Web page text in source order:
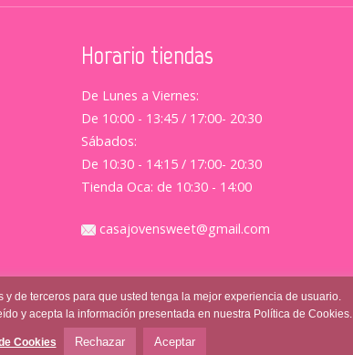
Horario tiendas
De Lunes a Viernes:
De 10:00 - 13:45 / 17:00- 20:30
Sábados:
De 10:30 - 14:15 / 17:00- 20:30
Tienda Oca: de 10:30 - 14:00
casajovensweet@gmail.com
|Terminos y Condiciones
de terceros para que usted tenga la mejor experiencia de usuario.
y acepta la información presentada en nuestra Política de Cookies.
Cookies Rechazar Aceptar